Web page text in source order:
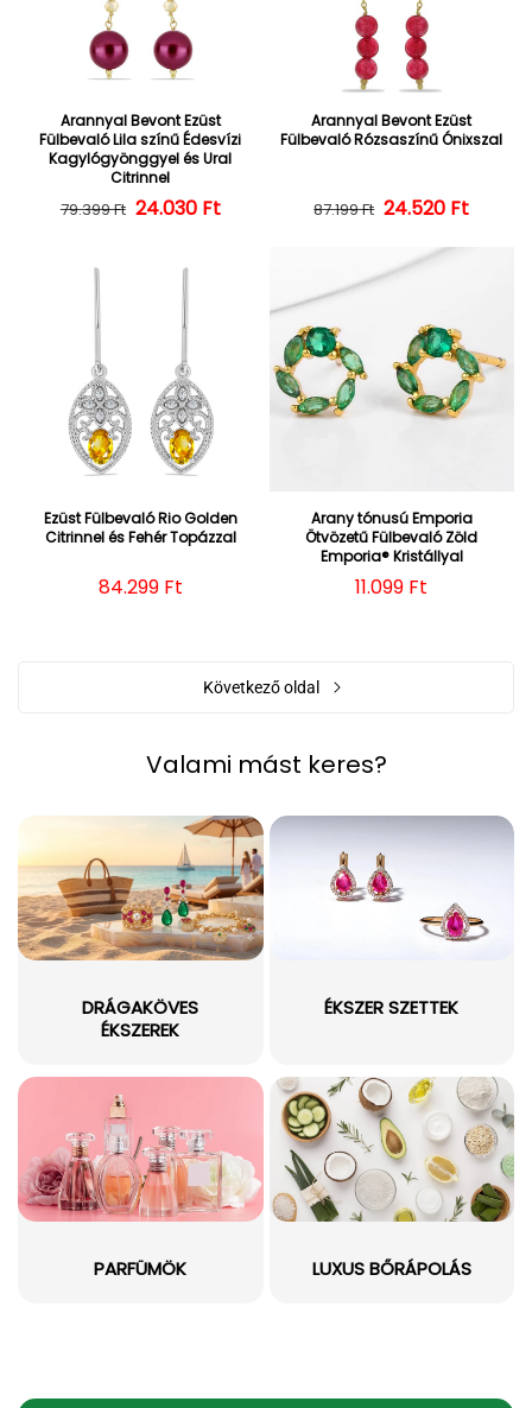
Arannyal Bevont Ezüst
Fülbevaló Lila színű Édesvízi
Kagylógyönggyel és Ural
Citrinnel
Normál ár
79.399 Ft Kedvezményes ár
24.030 Ft
Arannyal Bevont Ezüst
Fülbevaló Rózsaszínű Ónixszal
Normál ár
87.199 Ft 24.520 Ft
Ezüst Fülbevaló Rio Golden
Citrinnel és Fehér Topázzal
Normál ár
84.299 Ft
Arany tónusú Emporia
Ötvözetű Fülbevaló Zöld
Emporia® Kristállyal
Normál ár
11.099 Ft
Következő oldal
Valami mást keres?
DRÁGAKÖVES
ÉKSZEREK
ÉKSZER SZETTEK
PARFÜMÖK LUXUS BŐRÁPOLÁS